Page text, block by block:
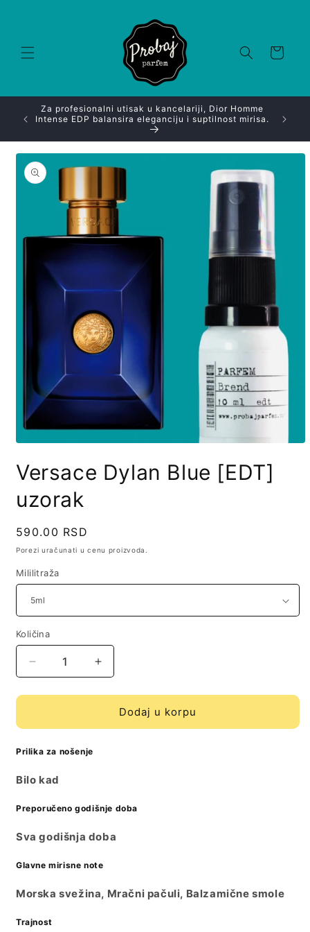
Korpa
svaki
Za profesionalni utisak u kancelariji, Dior Homme
Intense EDP balansira eleganciju i suptilnost mirisa.
Skip to
product
information
1
in
Versace Dylan Blue [EDT]
uzorak
Regularna
cena
590.00 RSD
Porezi uračunati u cenu proizvoda.
Mililitraža
Količina
Količina
Decrease
quantity
for
Dylan
[EDT]
Increase
quantity
for
Versace
Dylan
Dodaj u korpu
Prilika za nošenje
Bilo kad
Preporučeno godišnje doba
Sva godišnja doba
Glavne mirisne note
Morska svežina, Mračni pačuli, Balzamične smole
Trajnost